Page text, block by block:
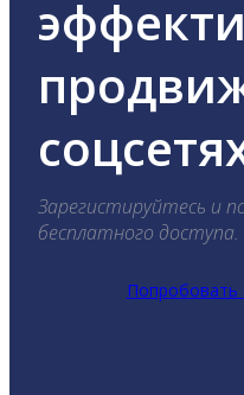
Зарегистируйтесь и
бесплатного доступа.
Попробовать